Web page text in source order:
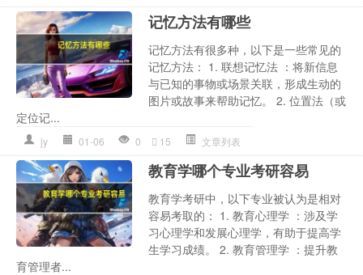
记忆方法有哪些
记忆方法有很多种，以下是一些常见的
记忆方法： 1. 联想记忆法 ：将新信息
与已知的事物或场景关联，形成生动的
图片或故事来帮助记忆。 2. 位置法（或
定位记...
jy 01-06 0 15 文章列表
教育学哪个专业考研容易
教育学考研中，以下专业被认为是相对
容易考取的： 1. 教育心理学 ：涉及学
习心理学和发展心理学，有助于提高学
生学习成绩。 2. 教育管理学 ：提升教
育管理者...